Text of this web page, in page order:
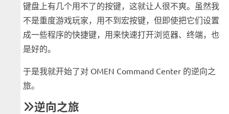
键盘上有几个用不了的按键，这就让人很不爽。虽然我
不是重度游戏玩家，用不到宏按键，但即使把它们设置
成一些程序的快捷键，用来快速打开浏览器、终端，也
是好的。
于是我就开始了对 OMEN Command Center 的逆向之
旅。
逆向之旅